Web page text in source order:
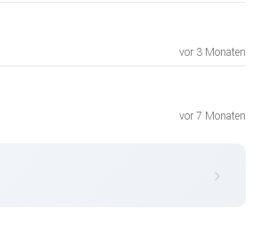
vor 3 Monaten
vor 7 Monaten